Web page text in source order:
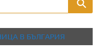
В БЪЛГАРИЯ